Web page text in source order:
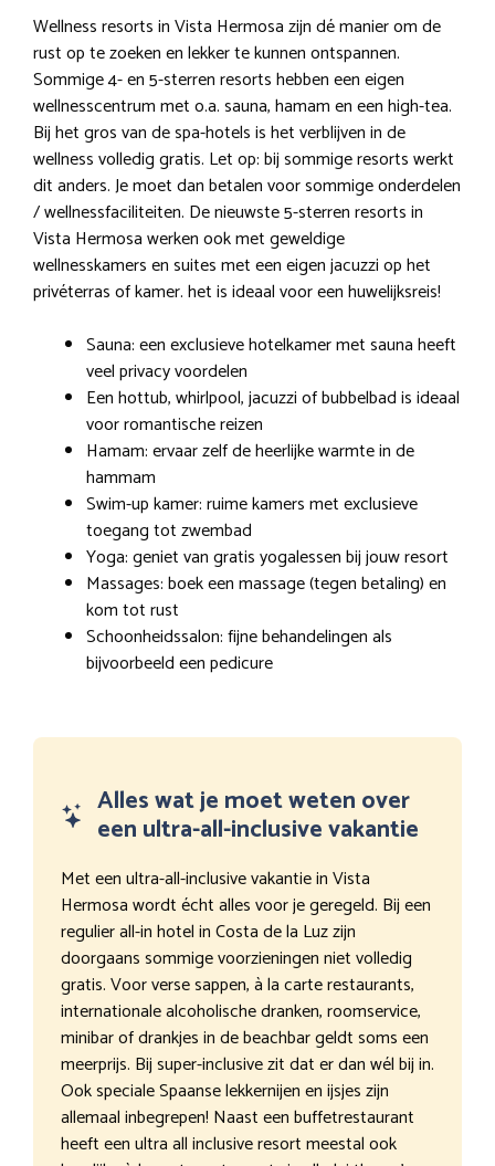
Wellness resorts in Vista Hermosa zijn dé manier om de
rust op te zoeken en lekker te kunnen ontspannen.
Sommige 4- en 5-sterren resorts hebben een eigen
wellnesscentrum met o.a. sauna, hamam en een high-tea.
Bij het gros van de spa-hotels is het verblijven in de
wellness volledig gratis. Let op: bij sommige resorts werkt
dit anders. Je moet dan betalen voor sommige onderdelen
/ wellnessfaciliteiten. De nieuwste 5-sterren resorts in
Vista Hermosa werken ook met geweldige
wellnesskamers en suites met een eigen jacuzzi op het
privéterras of kamer. het is ideaal voor een huwelijksreis!
Sauna: een exclusieve hotelkamer met sauna heeft
veel privacy voordelen
Een hottub, whirlpool, jacuzzi of bubbelbad is ideaal
voor romantische reizen
Hamam: ervaar zelf de heerlijke warmte in de
hammam
Swim-up kamer: ruime kamers met exclusieve
toegang tot zwembad
Yoga: geniet van gratis yogalessen bij jouw resort
Massages: boek een massage (tegen betaling) en
kom tot rust
Schoonheidssalon: fijne behandelingen als
bijvoorbeeld een pedicure
Alles wat je moet weten over
een ultra-all-inclusive vakantie
Met een ultra-all-inclusive vakantie in Vista
Hermosa wordt écht alles voor je geregeld. Bij een
regulier all-in hotel in Costa de la Luz zijn
doorgaans sommige voorzieningen niet volledig
gratis. Voor verse sappen, à la carte restaurants,
internationale alcoholische dranken, roomservice,
minibar of drankjes in de beachbar geldt soms een
meerprijs. Bij super-inclusive zit dat er dan wél bij in.
Ook speciale Spaanse lekkernijen en ijsjes zijn
allemaal inbegrepen! Naast een buffetrestaurant
heeft een ultra all inclusive resort meestal ook